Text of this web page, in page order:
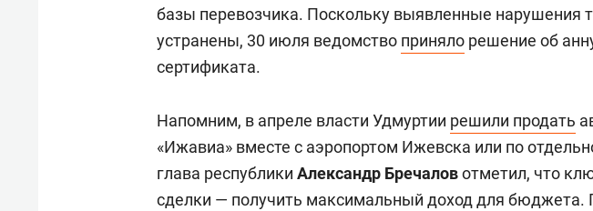
базы перевозчика. Поскольку выявленные нарушения
устранены, 30 июля ведомство приняло решение об
сертификата.
Напомним, в апреле власти Удмуртии решили продать
«Ижавиа» вместе с аэропортом Ижевска или по
глава республики Александр Бречаловотметил, что
сделки — получить максимальный доход для бюджета.